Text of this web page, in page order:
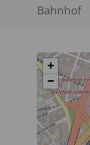
Bahnhof
+
−